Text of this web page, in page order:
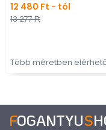
Krómozott
12 480 Ft - tól
13 277 Ft
Több méretben
FOGANTYUS